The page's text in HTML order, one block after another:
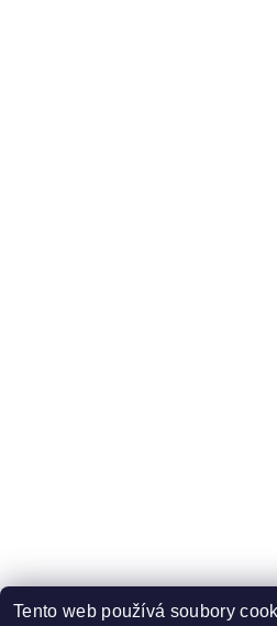
Tento web používá soubory